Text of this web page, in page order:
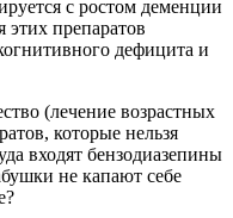
с ростом деменции
этих препаратов
дефицита и
(лечение возрастных
которые нельзя
входят бензодиазепины
не капают себе